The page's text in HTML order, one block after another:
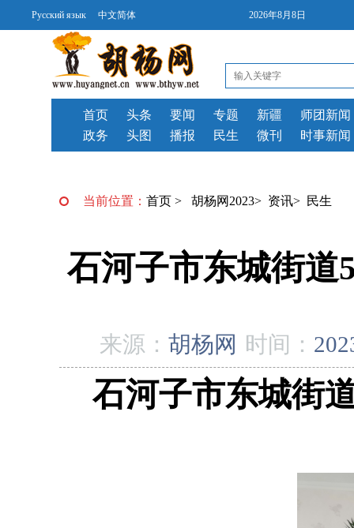
Русский язык 中文简体 2026年8月8日
首页 头条
要闻
政务
头图 播报
专题 新疆
师团新闻
民生
微刊 时事新闻
当前位置： 首页 > 胡杨网2023> 资讯> 民生
石河子市东城街道
来源： 胡杨网 时间：
石河子市东城街